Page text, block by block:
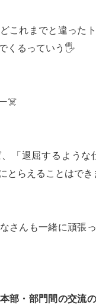
これまでと違った
くるっていう🖐
☠️
「退屈するような
とらえることはでき
さんも一緒に頑張
本部・部門間の交流